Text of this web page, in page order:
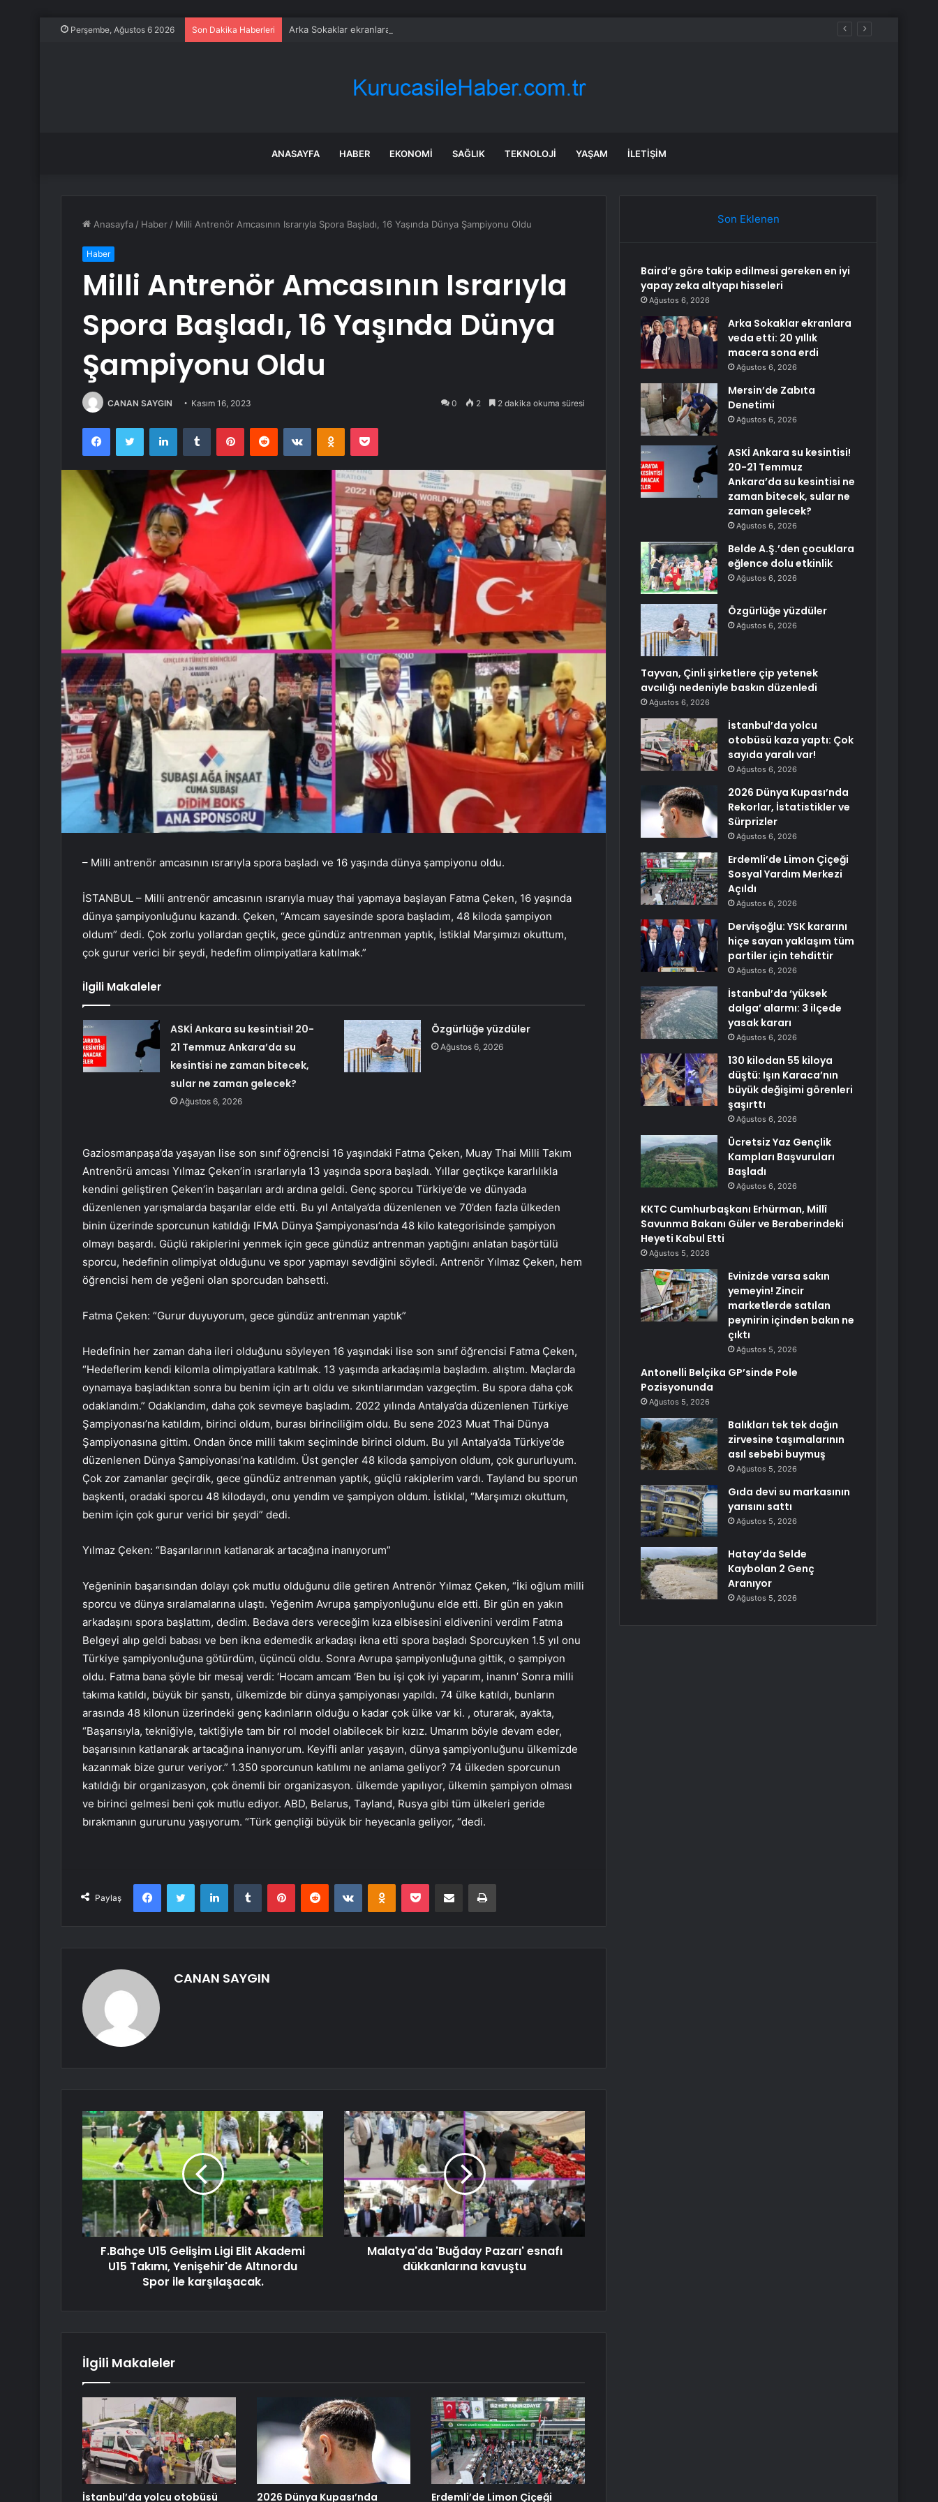
Perşembe, Ağustos 6 2026 Son Dakika Haberleri Arka Sokaklar ekranlara veda etti: 20 yıllık macera sona erdi
ANASAYFA HABER EKONOMI SAĞLIK TEKNOLOJI YAŞAM İLETIŞIM
Anasayfa / Haber / Milli Antrenör Amcasının Israrıyla Spora Başladı, 16 Yaşında Dünya Şampiyonu Oldu
Haber
Milli Antrenör Amcasının Israrıyla
Spora Başladı, 16 Yaşında Dünya
Şampiyonu Oldu
CANAN SAYGIN Kasım 16, 2023 0 2 2 dakika okuma süresi
FacebookTwitter LinkedInTumblr PinterestReddit VKontakteOdnoklassniki
Pocket
– Milli antrenör amcasının ısrarıyla spora başladı ve 16 yaşında dünya şampiyonu oldu.
İSTANBUL – Milli antrenör amcasının ısrarıyla muay thai yapmaya başlayan Fatma Çeken, 16 yaşında
dünya şampiyonluğunu kazandı. Çeken, “Amcam sayesinde spora başladım, 48 kiloda şampiyon
oldum” dedi. Çok zorlu yollardan geçtik, gece gündüz antrenman yaptık, İstiklal Marşımızı okuttum,
çok gurur verici bir şeydi, hedefim olimpiyatlara katılmak.”
İlgili Makaleler
ASKİ Ankara su kesintisi! 20-
21 Temmuz Ankara’da su
kesintisi ne zaman bitecek,
sular ne zaman gelecek?
Ağustos 6, 2026
Özgürlüğe yüzdüler
Ağustos 6, 2026
Gaziosmanpaşa’da yaşayan lise son sınıf öğrencisi 16 yaşındaki Fatma Çeken, Muay Thai Milli Takım
Antrenörü amcası Yılmaz Çeken’in ısrarlarıyla 13 yaşında spora başladı. Yıllar geçtikçe kararlılıkla
kendini geliştiren Çeken’in başarıları ardı ardına geldi. Genç sporcu Türkiye’de ve dünyada
düzenlenen yarışmalarda başarılar elde etti. Bu yıl Antalya’da düzenlenen ve 70’den fazla ülkeden
binin üzerinde sporcunun katıldığı IFMA Dünya Şampiyonası’nda 48 kilo kategorisinde şampiyon
olmayı başardı. Güçlü rakiplerini yenmek için gece gündüz antrenman yaptığını anlatan başörtülü
sporcu, hedefinin olimpiyat olduğunu ve spor yapmayı sevdiğini söyledi. Antrenör Yılmaz Çeken, hem
öğrencisi hem de yeğeni olan sporcudan bahsetti.
Fatma Çeken: “Gurur duyuyorum, gece gündüz antrenman yaptık”
Hedefinin her zaman daha ileri olduğunu söyleyen 16 yaşındaki lise son sınıf öğrencisi Fatma Çeken,
“Hedeflerim kendi kilomla olimpiyatlara katılmak. 13 yaşımda arkadaşımla başladım. alıştım. Maçlarda
oynamaya başladıktan sonra bu benim için artı oldu ve sıkıntılarımdan vazgeçtim. Bu spora daha çok
odaklandım.” Odaklandım, daha çok sevmeye başladım. 2022 yılında Antalya’da düzenlenen Türkiye
Şampiyonası’na katıldım, birinci oldum, burası birinciliğim oldu. Bu sene 2023 Muat Thai Dünya
Şampiyonasına gittim. Ondan önce milli takım seçiminde birinci oldum. Bu yıl Antalya’da Türkiye’de
düzenlenen Dünya Şampiyonası’na katıldım. Üst gençler 48 kiloda şampiyon oldum, çok gururluyum.
Çok zor zamanlar geçirdik, gece gündüz antrenman yaptık, güçlü rakiplerim vardı. Tayland bu sporun
başkenti, oradaki sporcu 48 kilodaydı, onu yendim ve şampiyon oldum. İstiklal, “Marşımızı okuttum,
benim için çok gurur verici bir şeydi” dedi.
Yılmaz Çeken: “Başarılarının katlanarak artacağına inanıyorum”
Yeğeninin başarısından dolayı çok mutlu olduğunu dile getiren Antrenör Yılmaz Çeken, “İki oğlum milli
sporcu ve dünya sıralamalarına ulaştı. Yeğenim Avrupa şampiyonluğunu elde etti. Bir gün en yakın
arkadaşını spora başlattım, dedim. Bedava ders vereceğim kıza elbisesini eldivenini verdim Fatma
Belgeyi alıp geldi babası ve ben ikna edemedik arkadaşı ikna etti spora başladı Sporcuyken 1.5 yıl onu
Türkiye şampiyonluğuna götürdüm, üçüncü oldu. Sonra Avrupa şampiyonluğuna gittik, o şampiyon
oldu. Fatma bana şöyle bir mesaj verdi: ‘Hocam amcam ‘Ben bu işi çok iyi yaparım, inanın’ Sonra milli
takıma katıldı, büyük bir şanstı, ülkemizde bir dünya şampiyonası yapıldı. 74 ülke katıldı, bunların
arasında 48 kilonun üzerindeki genç kadınların olduğu o kadar çok ülke var ki. , oturarak, ayakta,
“Başarısıyla, tekniğiyle, taktiğiyle tam bir rol model olabilecek bir kızız. Umarım böyle devam eder,
başarısının katlanarak artacağına inanıyorum. Keyifli anlar yaşayın, dünya şampiyonluğunu ülkemizde
kazanmak bize gurur veriyor.” 1.350 sporcunun katılımı ne anlama geliyor? 74 ülkeden sporcunun
katıldığı bir organizasyon, çok önemli bir organizasyon. ülkemde yapılıyor, ülkemin şampiyon olması
ve birinci gelmesi beni çok mutlu ediyor. ABD, Belarus, Tayland, Rusya gibi tüm ülkeleri geride
bırakmanın gururunu yaşıyorum. “Türk gençliği büyük bir heyecanla geliyor, “dedi.
Paylaş
FacebookTwitter LinkedInTumblr PinterestReddit VKontakteOdnoklassniki
Pocket E-Posta ile paylaş Yazdır
CANAN SAYGIN
F.Bahçe U15 Gelişim Ligi Elit Akademi
U15 Takımı, Yenişehir'de Altınordu
Spor ile karşılaşacak.
Malatya'da 'Buğday Pazarı' esnafı
dükkanlarına kavuştu
İlgili Makaleler
İstanbul’da yolcu otobüsü 2026 Dünya Kupası’nda Erdemli’de Limon Çiçeği
Son Eklenen
Baird’e göre takip edilmesi gereken en iyi
yapay zeka altyapı hisseleri
Ağustos 6, 2026
Arka Sokaklar ekranlara
veda etti: 20 yıllık
macera sona erdi
Ağustos 6, 2026
Mersin’de Zabıta
Denetimi
Ağustos 6, 2026
ASKİ Ankara su kesintisi!
20-21 Temmuz
Ankara’da su kesintisi ne
zaman bitecek, sular ne
zaman gelecek?
Ağustos 6, 2026
Belde A.Ş.’den çocuklara
eğlence dolu etkinlik
Ağustos 6, 2026
Özgürlüğe yüzdüler
Ağustos 6, 2026
Tayvan, Çinli şirketlere çip yetenek
avcılığı nedeniyle baskın düzenledi
Ağustos 6, 2026
İstanbul’da yolcu
otobüsü kaza yaptı: Çok
sayıda yaralı var!
Ağustos 6, 2026
2026 Dünya Kupası’nda
Rekorlar, İstatistikler ve
Sürprizler
Ağustos 6, 2026
Erdemli’de Limon Çiçeği
Sosyal Yardım Merkezi
Açıldı
Ağustos 6, 2026
Dervişoğlu: YSK kararını
hiçe sayan yaklaşım tüm
partiler için tehdittir
Ağustos 6, 2026
İstanbul’da ‘yüksek
dalga’ alarmı: 3 ilçede
yasak kararı
Ağustos 6, 2026
130 kilodan 55 kiloya
düştü: Işın Karaca’nın
büyük değişimi görenleri
şaşırttı
Ağustos 6, 2026
Ücretsiz Yaz Gençlik
Kampları Başvuruları
Başladı
Ağustos 6, 2026
KKTC Cumhurbaşkanı Erhürman, Millî
Savunma Bakanı Güler ve Beraberindeki
Heyeti Kabul Etti
Ağustos 5, 2026
Evinizde varsa sakın
yemeyin! Zincir
marketlerde satılan
peynirin içinden bakın ne
çıktı
Ağustos 5, 2026
Antonelli Belçika GP’sinde Pole
Pozisyonunda
Ağustos 5, 2026
Balıkları tek tek dağın
zirvesine taşımalarının
asıl sebebi buymuş
Ağustos 5, 2026
Gıda devi su markasının
yarısını sattı
Ağustos 5, 2026
Hatay’da Selde
Kaybolan 2 Genç
Aranıyor
Ağustos 5, 2026